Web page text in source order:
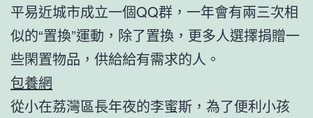
平易近城市成立一個QQ群，一年會有兩三次相
似的“置換”運動，除了置換，更多人選擇捐贈一
些閑置物品，供給給有需求的人。
包養網
從小在荔灣區長年夜的李蜜斯，為了便利小孩